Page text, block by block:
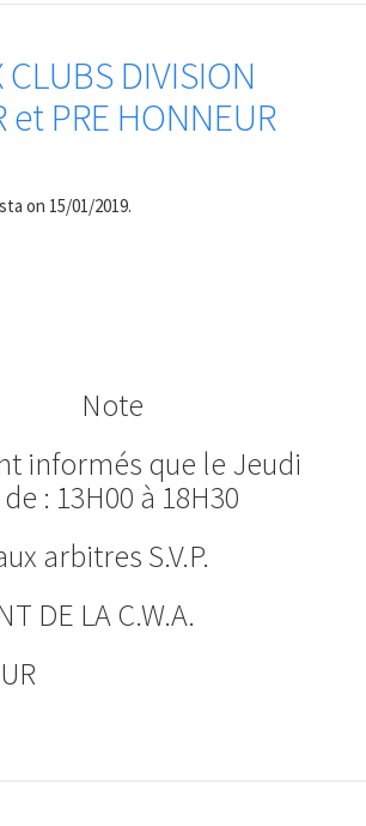
CLUBS DIVISION
et PRE HONNEUR
on 15/01/2019.
informés que le Jeudi
: 13H00 à 18H30
arbitres S.V.P.
DE LA C.W.A.